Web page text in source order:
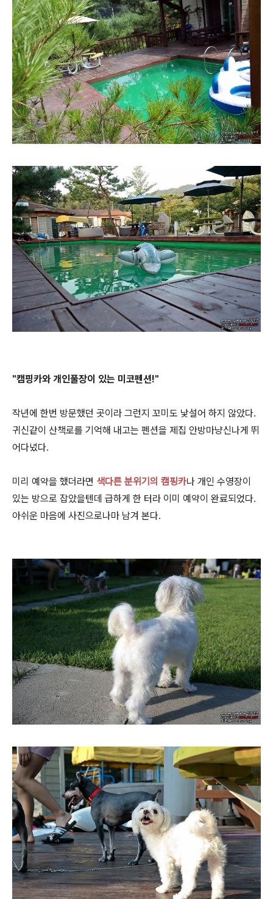
"캠핑카와 개인풀장이 있는 미코펜션!"
작년에 한번 방문했던 곳이라 그런지 꼬미도 낯설어 하지 않았다.
귀신같이 산책로를 기억해 내고는 펜션을 제집 안방마냥신나게 뛰
어다녔다.
미리 예약을 했더라면 색다른 분위기의 캠핑카나 개인 수영장이
있는 방으로 잡았을텐데 급하게 한 터라 이미 예약이 완료되었다.
아쉬운 마음에 사진으로나마 남겨 본다.